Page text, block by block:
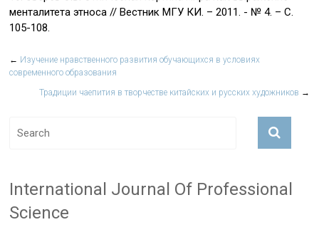
менталитета этноса // Вестник МГУ КИ. – 2011. - № 4. – С.
105-108.
← Изучение нравственного развития обучающихся в условиях
современного образования
Традиции чаепития в творчестве китайских и русских художников →
International Journal Of Professional
Science